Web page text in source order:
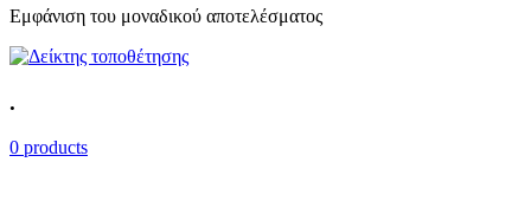
Εμφάνιση του μοναδικού αποτελέσματος
.
0 products